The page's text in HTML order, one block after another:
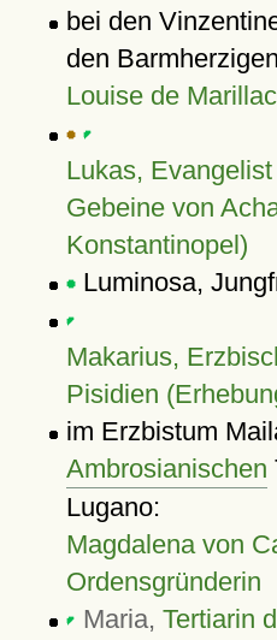
bei den
den
Louise de
Lukas,
Gebeine von
Konstantinopel)
Luminosa,
Makarius,
Pisidien
im Erzbistum
Ambrosianischen
Lugano:
Magdalena von
Ordensgründerin
Maria, Tertiarin